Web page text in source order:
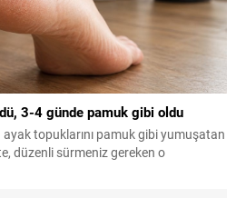
3-4 günde pamuk gibi oldu
topuklarını pamuk gibi yumuşatan
düzenli sürmeniz gereken o